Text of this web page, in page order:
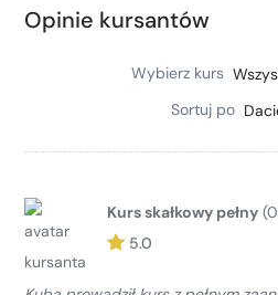
Opinie kursantów
Wybierz kurs
Sortuj po
Kurs skałkowy pełny
5.0